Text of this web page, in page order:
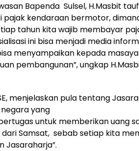
Bapenda Sulsel, H.Masbit
kendaraan bermotor,
tahun kita wajib membayar
ini bisa menjadi media
menyampaikan kepada
pembangunan”, ungkap
menjelaskan pula tentang
yang
untuk memberikan uang
Samsat, sebab setiap kita
Jasaraharja”.